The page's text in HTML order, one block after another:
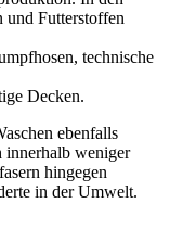
und Futterstoffen
technische
Decken.
ebenfalls
innerhalb weniger
hingegen
in der Umwelt.